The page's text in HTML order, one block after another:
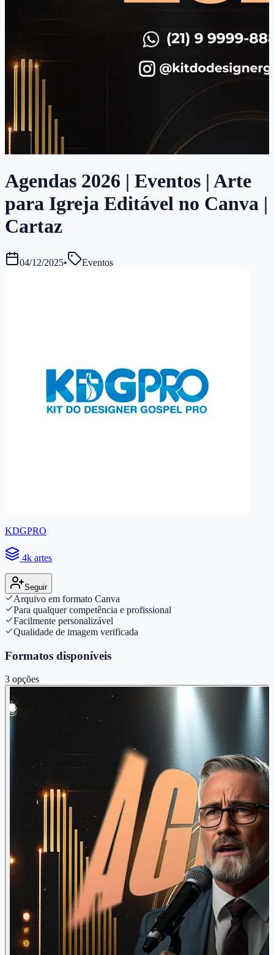
Agendas 2026 | Eventos | Arte
para Igreja Editável no Canva |
Cartaz
04/12/2025• Eventos
KDGPRO
4k artes
Seguir
Arquivo em formato Canva
Para qualquer competência e profissional
Facilmente personalizável
Qualidade de imagem verificada
Formatos disponíveis
3 opções